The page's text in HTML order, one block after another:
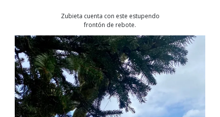
Zubieta cuenta con este estupendo
frontón de rebote.